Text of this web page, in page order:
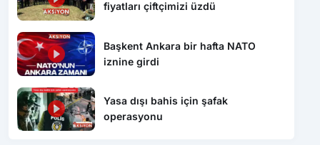
fiyatları çiftçimizi üzdü
Başkent Ankara bir hafta NATO
iznine girdi
Yasa dışı bahis için şafak
operasyonu